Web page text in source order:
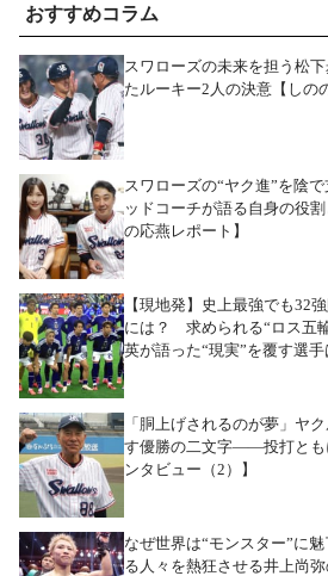
おすすめコラム
スワローズの未来を担う松
たルーキー2人の決意【しの
スワローズの“ヤク進”を陰
ッドコーチが語る自身の役
の応燕レポート】
【現地発】史上最強でも32
には？ 求められる“ロス五
英が語った“現実”を覆す選手
「胴上げされるのが夢」ヤ
す優勝の二文字――投打とも
ンタビュー（2）】
なぜ世界は“モンスター”に
る人々を熱狂させる井上尚